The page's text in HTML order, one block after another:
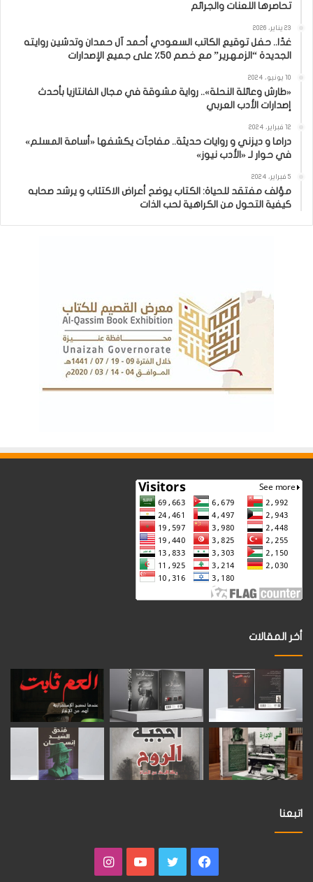
تحاصرها اللعنات والجرائم
23 يناير، 2026
غدًا.. حفل توقيع الكاتب السعودي أحمد آل حمدان وتدشين روايته
الجديدة “الزمهرير” مع خصم 50٪ على جميع الإصدارات
10 يونيو، 2024
«طارش وعائلة النحلة».. رواية مشوقة في مجال الفانتازيا بأحدث
إصدارات الأدب العربي
12 فبراير، 2024
دراما و ديزني و روايات حديثة.. مفاجآت يكشفها «أسامة المسلم»
في حوار لـ «الأدب نيوز»
5 فبراير، 2024
مؤلف مفتقد للحياة: الكتاب يوضح أعراض الاكتئاب و يرشد صحابه
كيفية التحول من الكراهية لحب الذات
أخر المقالات
اتبعنا
فيسبوكتويتر يوتيوبانستقرام